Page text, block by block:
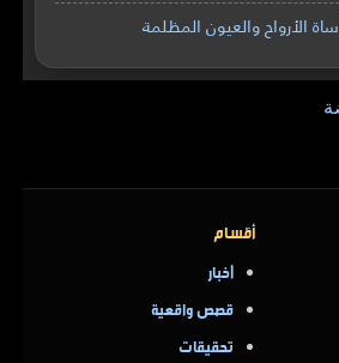
الأرواح والعيون المظلمة
أقسام
أخبار
قصص واقعية
تحقيقات